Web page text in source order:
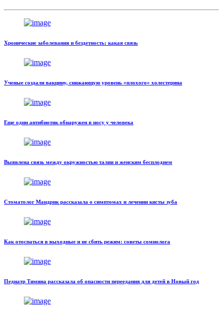
Хронические заболевания и бездетность: какая связь
Ученые создали вакцину, снижающую уровень «плохого» холестерина
Еще один антибиотик обнаружен в носу у человека
Выявлена связь между окружностью талии и женским бесплодием
Стоматолог Мандрик рассказала о симптомах и лечении кисты зуба
Как отоспаться в выходные и не сбить режим: советы сомнолога
Педиатр Тимина рассказала об опасности переедания для детей в Новый год